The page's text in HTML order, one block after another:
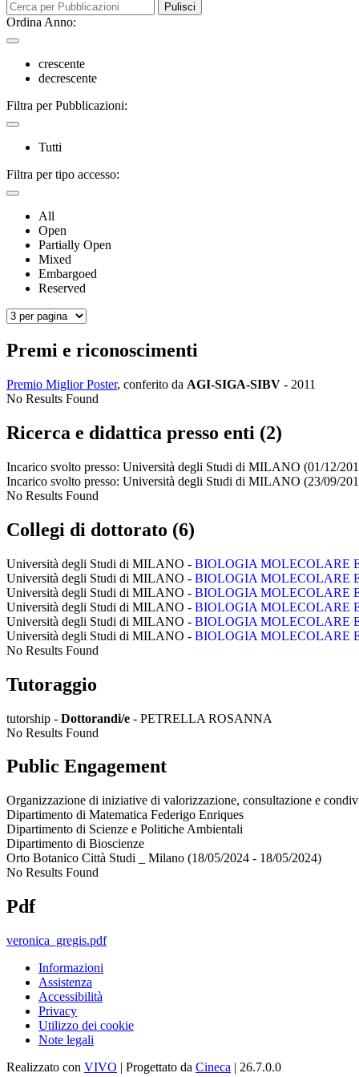
Pulisci
Ordina Anno:
crescente
decrescente
Filtra per Pubblicazioni:
Tutti
Filtra per tipo accesso:
All
Open
Partially Open
Mixed
Embargoed
Reserved
Premi e riconoscimenti
Premio Miglior Poster, conferito da AGI-SIGA-SIBV - 2011
No Results Found
Ricerca e didattica presso enti (2)
Incarico svolto presso: Università degli Studi di MILANO (01/12/
Incarico svolto presso: Università degli Studi di MILANO (23/09/
No Results Found
Collegi di dottorato (6)
Università degli Studi di MILANO - BIOLOGIA MOLECOLARE
Università degli Studi di MILANO - BIOLOGIA MOLECOLARE
Università degli Studi di MILANO - BIOLOGIA MOLECOLARE
Università degli Studi di MILANO - BIOLOGIA MOLECOLARE
Università degli Studi di MILANO - BIOLOGIA MOLECOLARE
Università degli Studi di MILANO - BIOLOGIA MOLECOLARE
No Results Found
Tutoraggio
tutorship - Dottorandi/e - PETRELLA ROSANNA
No Results Found
Public Engagement
Organizzazione di iniziative di valorizzazione, consultazione e
Dipartimento di Matematica Federigo Enriques
Dipartimento di Scienze e Politiche Ambientali
Dipartimento di Bioscienze
Orto Botanico Città Studi _ Milano (18/05/2024 - 18/05/2024)
No Results Found
Pdf
veronica_gregis.pdf
Informazioni
Assistenza
Accessibilità
Privacy
Utilizzo dei cookie
Note legali
Realizzato con VIVO | Progettato da Cineca | 26.7.0.0